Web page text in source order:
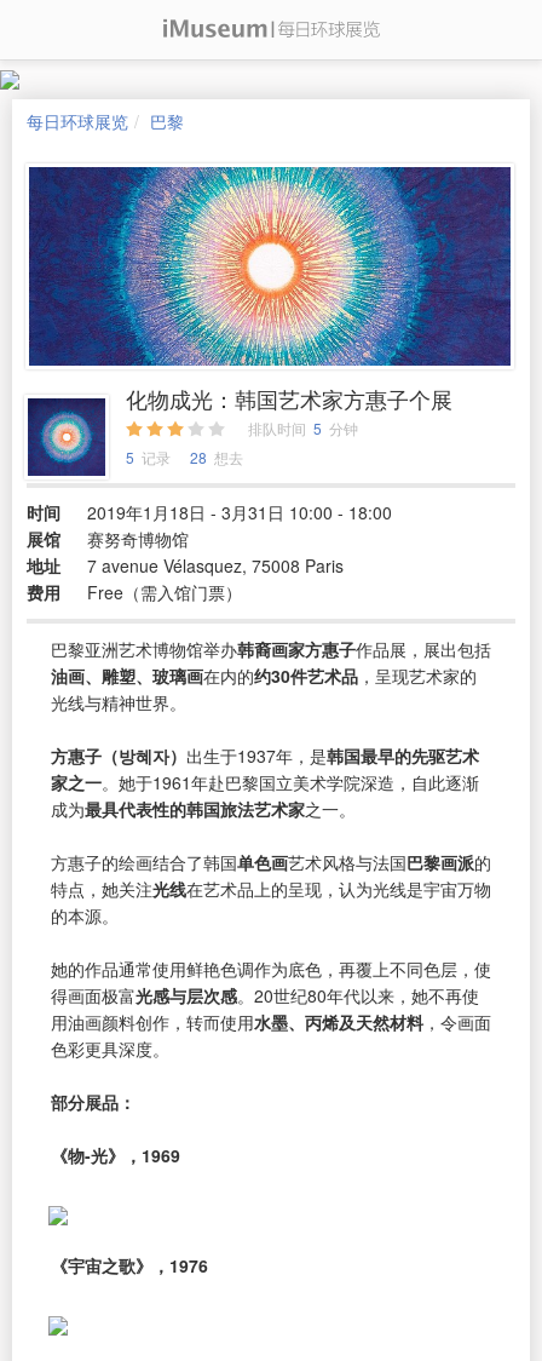
每日环球展览 巴黎
化物成光：韩国艺术家方惠子个展
排队时间 5 分钟
5 记录 28 想去
时间
2019年1月18日 - 3月31日 10:00 - 18:00
展馆
赛努奇博物馆
地址
7 avenue Vélasquez, 75008 Paris
费用
Free（需入馆门票）
巴黎亚洲艺术博物馆举办韩裔画家方惠子作品展，展出包括
油画、雕塑、玻璃画在内的约30件艺术品 ，呈现艺术家的
光线与精神世界。
方惠子（방혜자） 出生于1937年，是韩国最早的先驱艺术
家之一。她于1961年赴巴黎国立美术学院深造，自此逐渐
成为最具代表性的韩国旅法艺术家之一。
方惠子的绘画结合了韩国单色画艺术风格与法国巴黎画派的
特点，她关注光线在艺术品上的呈现，认为光线是宇宙万物
的本源。
她的作品通常使用鲜艳色调作为底色，再覆上不同色层，使
得画面极富光感与层次感。20世纪80年代以来，她不再使
用油画颜料创作，转而使用水墨、丙烯及天然材料 ，令画面
色彩更具深度。
部分展品：
《物-光》，1969
《宇宙之歌》，1976